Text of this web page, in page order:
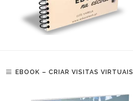
EBOOK – CRIAR VISITAS VIRTUAIS